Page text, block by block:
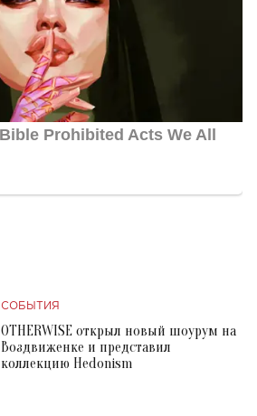
СОБЫТИЯ
OTHERWISE открыл новый шоурум на
Воздвиженке и представил
коллекцию Hedonism